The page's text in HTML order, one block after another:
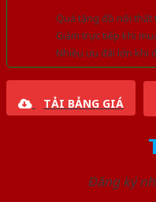
Quà tặng đồ nội
Giảm trực tiếp khi
Nhiều ưu đãi lớn khi
TẢI BẢNG GIÁ
Đăng ký